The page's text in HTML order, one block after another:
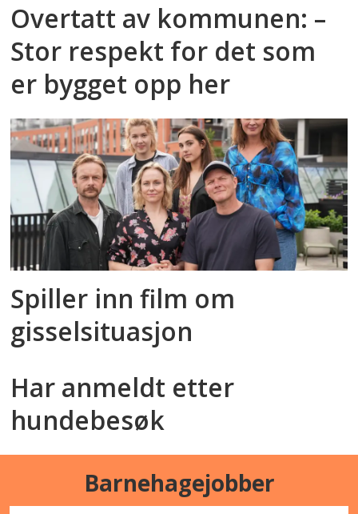
Overtatt av kommunen: –
Stor respekt for det som
er bygget opp her
Spiller inn film om
gisselsituasjon
Har anmeldt etter
hundebesøk
Barnehagejobber